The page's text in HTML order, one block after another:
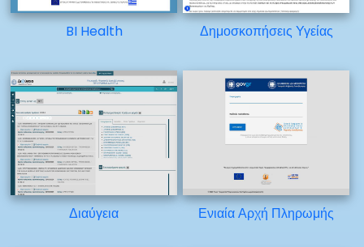
BI Health Δημοσκοπήσεις Υγείας
Διαύγεια Ενιαία Αρχή Πληρωμής